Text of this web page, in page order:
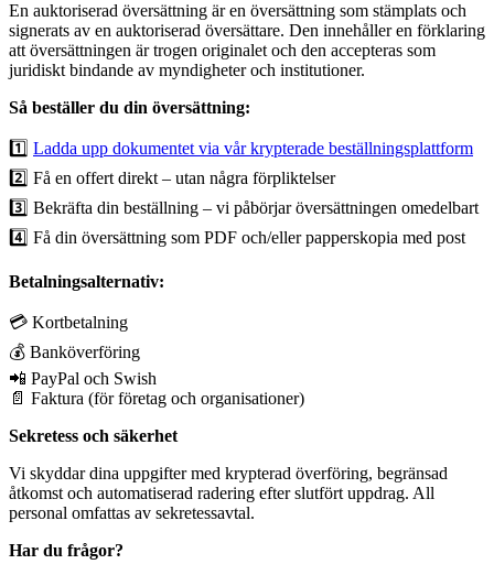
En auktoriserad översättning är en översättning som stämplats och
signerats av en auktoriserad översättare. Den innehåller en förklaring
att översättningen är trogen originalet och den accepteras som
juridiskt bindande av myndigheter och institutioner.
Så beställer du din översättning:
1️⃣ Ladda upp dokumentet via vår krypterade beställningsplattform
2️⃣ Få en offert direkt – utan några förpliktelser
3️⃣ Bekräfta din beställning – vi påbörjar översättningen omedelbart
4️⃣ Få din översättning som PDF och/eller papperskopia med post
Betalningsalternativ:
💳 Kortbetalning
💰 Banköverföring
📲 PayPal och Swish
📄 Faktura (för företag och organisationer)
Sekretess och säkerhet
Vi skyddar dina uppgifter med krypterad överföring, begränsad
åtkomst och automatiserad radering efter slutfört uppdrag. All
personal omfattas av sekretessavtal.
Har du frågor?